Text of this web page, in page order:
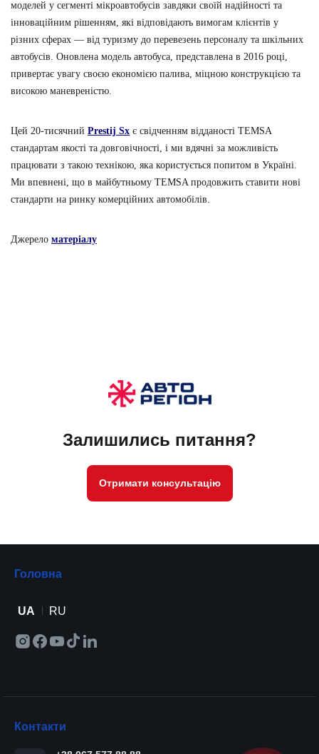
моделей у сегменті мікроавтобусів завдяки своїй надійності та
інноваційним рішенням, які відповідають вимогам клієнтів у
різних сферах — від туризму до перевезень персоналу та шкільних
автобусів. Оновлена модель автобуса, представлена в 2016 році,
привертає увагу своєю економією палива, міцною конструкцією та
високою маневреністю.
Цей 20-тисячний Prestij Sx є свідченням відданості TEMSA
стандартам якості та довговічності, і ми вдячні за можливість
працювати з такою технікою, яка користується попитом в Україні.
Ми впевнені, що в майбутньому TEMSA продовжить ставити нові
стандарти на ринку комерційних автомобілів.
Джерело матеріалу
Залишились питання?
Отримати консультацію
Головна
UA RU
Контакти